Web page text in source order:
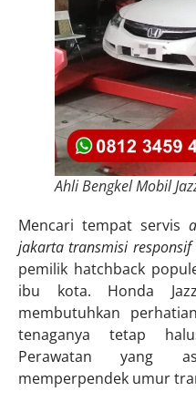
Ahli Bengkel Mobil
Mencari tempat servis
jakarta transmisi responsif
pemilik hatchback
ibu kota. Honda
membutuhkan
tenaganya tetap
Perawatan yang
memperpendek umur